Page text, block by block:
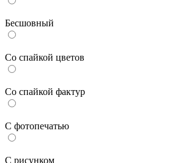
Бесшовный
Со спайкой цветов
Со спайкой фактур
С фотопечатью
С рисунком